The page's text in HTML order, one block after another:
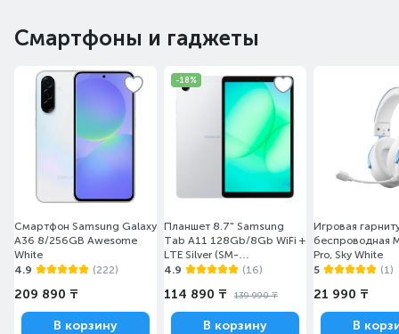
Смартфоны и гаджеты
Смартфон Samsung Galaxy
A36 8/256GB Awesome
White
4.9
(222)
209 890 ₸
В корзину
-18%
Планшет 8.7" Samsung
Tab A11 128Gb/8Gb WiFi +
LTE Silver (SM-
X135FZSESKZ)
4.9 (16)
114 890 ₸ 139 990 ₸
В корзину
Игровая
беспроводная
Pro, Sky White
5
(1)
21 990 ₸
В